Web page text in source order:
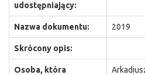
udostępniający:
Nazwa dokumentu: 2019
Skrócony opis:
Osoba, która